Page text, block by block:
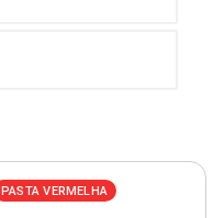
PASTA VERMELHA